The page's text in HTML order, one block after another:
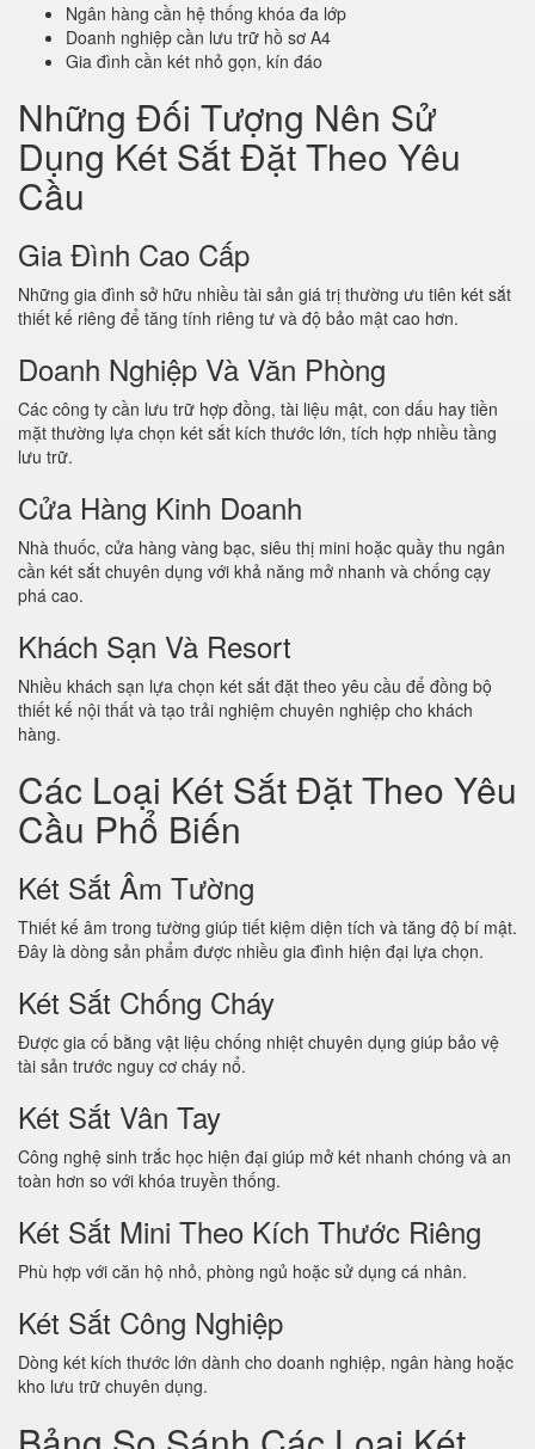
Ngân hàng cần hệ thống khóa đa lớp
Doanh nghiệp cần lưu trữ hồ sơ A4
Gia đình cần két nhỏ gọn, kín đáo
Những Đối Tượng Nên Sử
Dụng Két Sắt Đặt Theo Yêu
Cầu
Gia Đình Cao Cấp
Những gia đình sở hữu nhiều tài sản giá trị thường ưu tiên két sắt
thiết kế riêng để tăng tính riêng tư và độ bảo mật cao hơn.
Doanh Nghiệp Và Văn Phòng
Các công ty cần lưu trữ hợp đồng, tài liệu mật, con dấu hay tiền
mặt thường lựa chọn két sắt kích thước lớn, tích hợp nhiều tầng
lưu trữ.
Cửa Hàng Kinh Doanh
Nhà thuốc, cửa hàng vàng bạc, siêu thị mini hoặc quầy thu ngân
cần két sắt chuyên dụng với khả năng mở nhanh và chống cạy
phá cao.
Khách Sạn Và Resort
Nhiều khách sạn lựa chọn két sắt đặt theo yêu cầu để đồng bộ
thiết kế nội thất và tạo trải nghiệm chuyên nghiệp cho khách
hàng.
Các Loại Két Sắt Đặt Theo Yêu
Cầu Phổ Biến
Két Sắt Âm Tường
Thiết kế âm trong tường giúp tiết kiệm diện tích và tăng độ bí mật.
Đây là dòng sản phẩm được nhiều gia đình hiện đại lựa chọn.
Két Sắt Chống Cháy
Được gia cố bằng vật liệu chống nhiệt chuyên dụng giúp bảo vệ
tài sản trước nguy cơ cháy nổ.
Két Sắt Vân Tay
Công nghệ sinh trắc học hiện đại giúp mở két nhanh chóng và an
toàn hơn so với khóa truyền thống.
Két Sắt Mini Theo Kích Thước Riêng
Phù hợp với căn hộ nhỏ, phòng ngủ hoặc sử dụng cá nhân.
Két Sắt Công Nghiệp
Dòng két kích thước lớn dành cho doanh nghiệp, ngân hàng hoặc
kho lưu trữ chuyên dụng.